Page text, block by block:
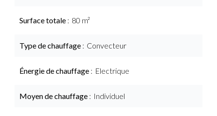
Surface totale 80 m²
Type de chauffage Convecteur
Énergie de chauffage Electrique
Moyen de chauffage Individuel